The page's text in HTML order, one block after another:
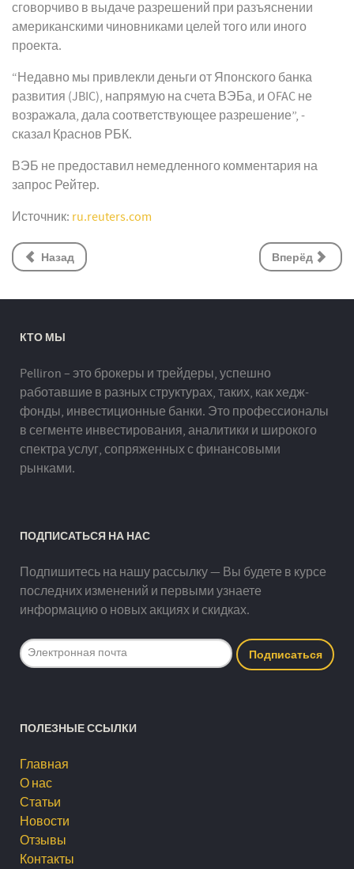
сговорчиво в выдаче разрешений при разъяснении
американскими чиновниками целей того или иного
проекта.
“Недавно мы привлекли деньги от Японского банка
развития (JBIC), напрямую на счета ВЭБа, и OFAC не
возражала, дала соответствующее разрешение”, -
сказал Краснов РБК.
ВЭБ не предоставил немедленного комментария на
запрос Рейтер.
Источник: ru.reuters.com
Назад Вперёд
КТО МЫ
Pelliron – это брокеры и трейдеры, успешно
работавшие в разных структурах, таких, как хедж-
фонды, инвестиционные банки. Это профессионалы
в сегменте инвестирования, аналитики и широкого
спектра услуг, сопряженных с финансовыми
рынками.
ПОДПИСАТЬСЯ НА НАС
Подпишитесь на нашу рассылку — Вы будете в курсе
последних изменений и первыми узнаете
информацию о новых акциях и скидках.
ПОЛЕЗНЫЕ ССЫЛКИ
Главная
О нас
Статьи
Новости
Отзывы
Контакты